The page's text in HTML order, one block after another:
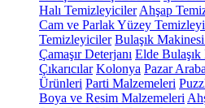
Halı Temizleyiciler Ahşap
Cam ve Parlak Yüzey
Temizleyiciler Bulaşık
Çamaşır Deterjanı Elde Bulaşık
Çıkarıcılar Kolonya Pazar
Ürünleri Parti Malzemeleri
Boya ve Resim Malzemeleri